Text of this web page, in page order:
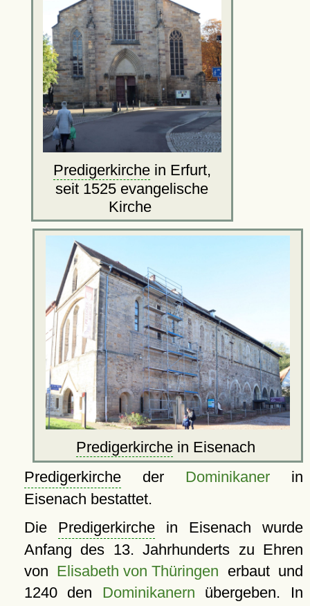
Predigerkirchein Erfurt,
seit 1525 evangelische
Kirche
Predigerkirche in Eisenach
Predigerkircheder Dominikanerin
Eisenach bestattet.
Die Predigerkirchein Eisenach wurde
Anfang des 13. Jahrhunderts zu Ehren
von Elisabeth von Thüringen erbaut und
1240 den Dominikanern übergeben. In